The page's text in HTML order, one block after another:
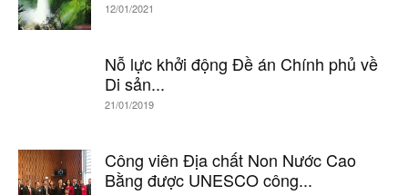
12/01/2021
Nỗ lực khởi động Đề án Chính phủ về
Di sản...
21/01/2019
Công viên Địa chất Non Nước Cao
Bằng được UNESCO công...